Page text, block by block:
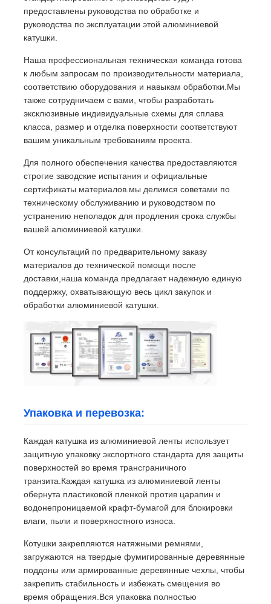
предоставлены руководства по обработке и
руководства по эксплуатации этой алюминиевой
катушки.
Наша профессиональная техническая команда готова
к любым запросам по производительности материала,
соответствию оборудования и навыкам обработки.Мы
также сотрудничаем с вами, чтобы разработать
эксклюзивные индивидуальные схемы для сплава
класса, размер и отделка поверхности соответствуют
вашим уникальным требованиям проекта.
Для полного обеспечения качества предоставляются
строгие заводские испытания и официальные
сертификаты материалов.мы делимся советами по
техническому обслуживанию и руководством по
устранению неполадок для продления срока службы
вашей алюминиевой катушки.
От консультаций по предварительному заказу
материалов до технической помощи после
доставки,наша команда предлагает надежную единую
поддержку, охватывающую весь цикл закупок и
обработки алюминиевой катушки.
Упаковка и перевозка:
Каждая катушка из алюминиевой ленты использует
защитную упаковку экспортного стандарта для защиты
поверхностей во время трансграничного
транзита.Каждая катушка из алюминиевой ленты
обернута пластиковой пленкой против царапин и
водонепроницаемой крафт-бумагой для блокировки
влаги, пыли и поверхностного износа.
Котушки закрепляются натяжными ремнями,
загружаются на твердые фумигированные деревянные
поддоны или армированные деревянные чехлы, чтобы
закрепить стабильность и избежать смещения во
время обращения.Вся упаковка полностью